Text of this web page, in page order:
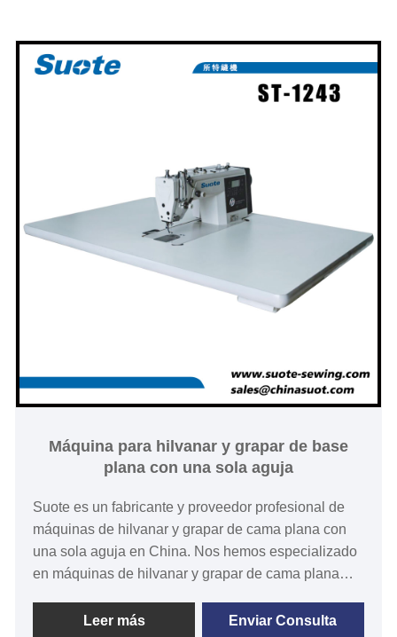
Máquina para hilvanar y grapar de base
plana con una sola aguja
Suote es un fabricante y proveedor profesional de
máquinas de hilvanar y grapar de cama plana con
una sola aguja en China. Nos hemos especializado
en máquinas de hilvanar y grapar de cama plana
cuenta con tecnología profesional y un sistema de
Leer más Enviar Consulta